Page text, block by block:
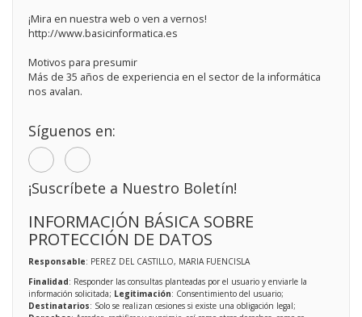
¡Mira en nuestra web o ven a vernos!
http://www.basicinformatica.es
Motivos para presumir
Más de 35 años de experiencia en el sector de la informática
nos avalan.
Síguenos en:
¡Suscríbete a Nuestro Boletín!
INFORMACIÓN BÁSICA SOBRE
PROTECCIÓN DE DATOS
Responsable: PEREZ DEL CASTILLO, MARIA FUENCISLA
Finalidad: Responder las consultas planteadas por el usuario y enviarle la
información solicitada; Legitimación: Consentimiento del usuario;
Destinatarios: Solo se realizan cesiones si existe una obligación legal;